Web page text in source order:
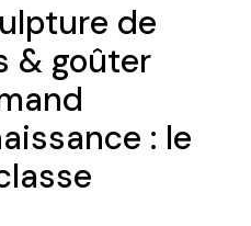
de
& goûter
: le